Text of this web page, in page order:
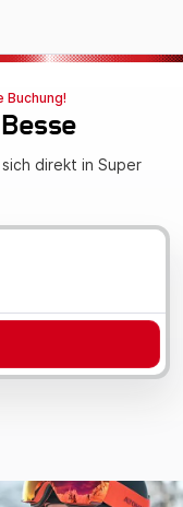
Buchung!
direkt in Super